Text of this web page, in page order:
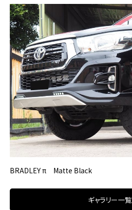
BRADLEY π Matte Black
ギャラリー一覧